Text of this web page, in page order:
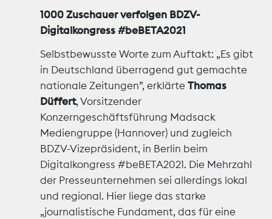
Medienpolitik
Nachhaltigkeit
Nachwuchs
Nova Award
Pressefreiheit
Print
Recht
1000 Zuschauer verfolgen BDZV-
Digitalkongress #beBETA2021
Selbstbewusste Worte zum Auftakt: „Es gibt
in Deutschland überragend gut gemachte
nationale Zeitungen”, erklärteThomas
Düffert, Vorsitzender
Konzerngeschäftsführung Madsack
Mediengruppe (Hannover) und zugleich
BDZV-Vizepräsident, in Berlin beim
Digitalkongress #beBETA2021. Die Mehrzahl
der Presseunternehmen sei allerdings lokal
und regional. Hier liege das starke
„journalistische Fundament, das für eine